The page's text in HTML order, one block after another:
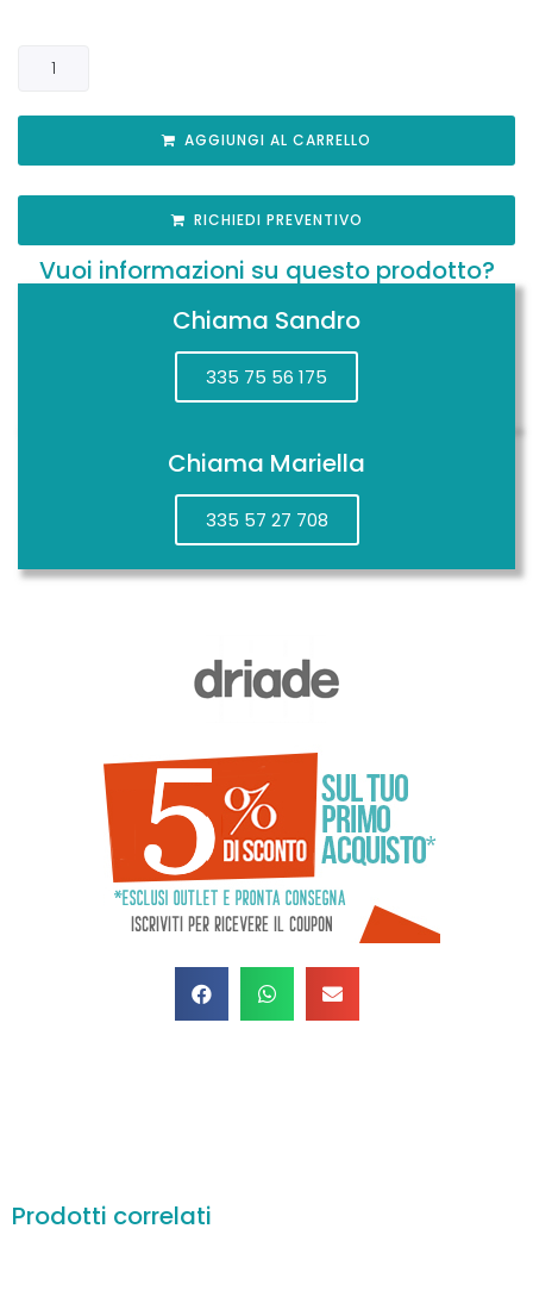
AGGIUNGI AL CARRELLO
RICHIEDI PREVENTIVO
Vuoi informazioni su questo prodotto?
Chiama Sandro
335 75 56 175
Chiama Mariella
335 57 27 708
Prodotti correlati